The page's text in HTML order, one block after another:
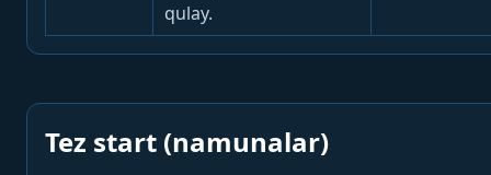
qulay.
Tez start (namunalar)